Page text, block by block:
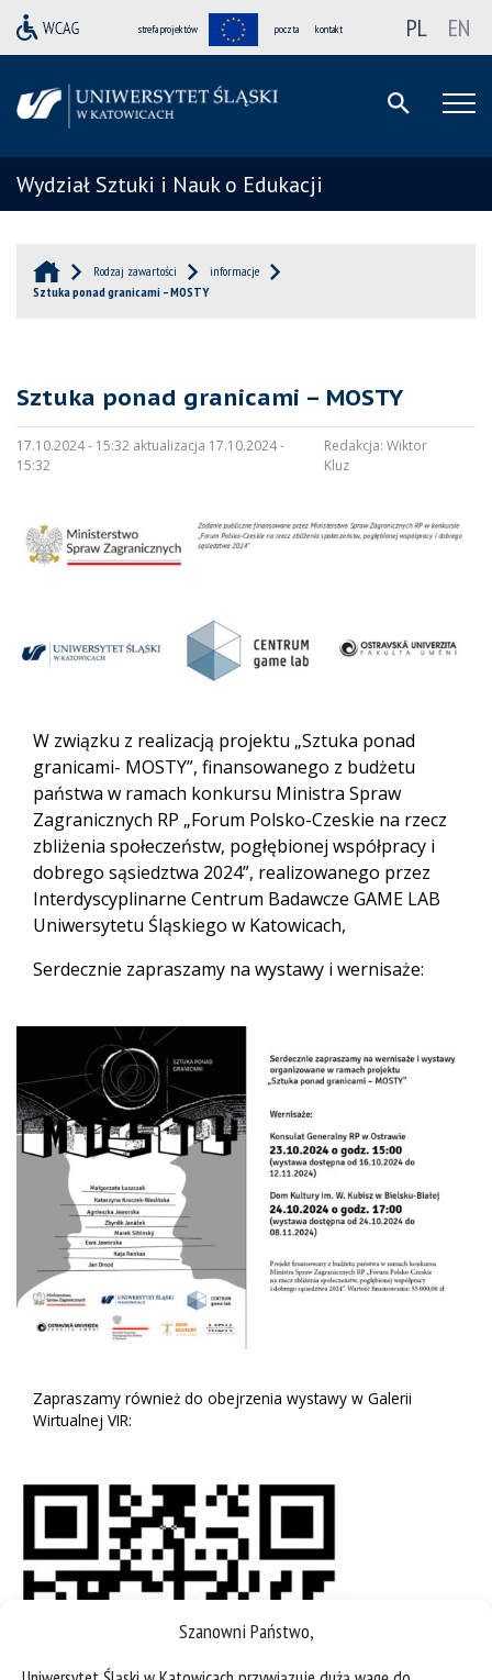
Szanowni Państwo,
strefa projektów poczta kontakt PL EN
Wydział Sztuki i Nauk o Edukacji
Rodzaj zawartości
informacje
Sztuka ponad granicami – MOSTY
Sztuka ponad granicami – MOSTY
17.10.2024 - 15:32 aktualizacja 17.10.2024 -
15:32
Redakcja: Wiktor
Kluz
W związku z realizacją projektu „Sztuka ponad
granicami- MOSTY”, finansowanego z budżetu
państwa w ramach konkursu Ministra Spraw
Zagranicznych RP „Forum Polsko-Czeskie na rzecz
zbliżenia społeczeństw, pogłębionej współpracy i
dobrego sąsiedztwa 2024”, realizowanego przez
Interdyscyplinarne Centrum Badawcze GAME LAB
Uniwersytetu Śląskiego w Katowicach,
Serdecznie zapraszamy na wystawy i wernisaże:
Zapraszamy również do obejrzenia wystawy w Galerii
Wirtualnej VIR: